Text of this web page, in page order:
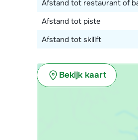
Afstand tot restaurant of
Afstand tot piste
Afstand tot skilift
Bekijk kaart